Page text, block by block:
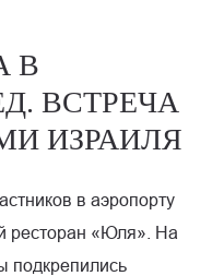
В
ВСТРЕЧА
ИЗРАИЛЯ
в аэропорту
ресторан «Юля». На
подкрепились